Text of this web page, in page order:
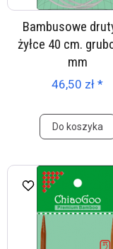
Bambusowe
żyłce 40 cm.
mm
46,50 zł *
Do koszyka